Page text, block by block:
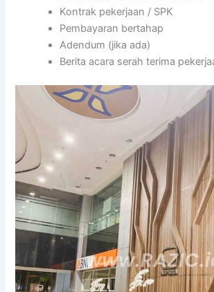
Kontrak pekerjaan / SPK
Pembayaran bertahap
Adendum (jika ada)
Berita acara serah terima